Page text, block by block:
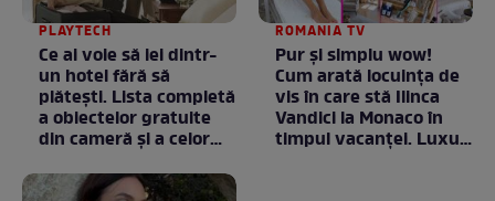
PLAYTECH
Ce ai voie să iei dintr-
un hotel fără să
plătești. Lista completă
a obiectelor gratuite
din cameră și a celor
proprietatea unității
ROMANIA TV
Pur și simplu wow!
Cum arată locuința de
vis în care stă Ilinca
Vandici la Monaco în
timpul vacanței. Luxul